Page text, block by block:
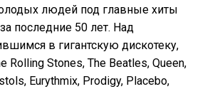
людей под главные хиты
последние 50 лет. Над
в гигантскую дискотеку,
Rolling Stones, The Beatles, Queen,
Eurythmix, Prodigy, Placebo,